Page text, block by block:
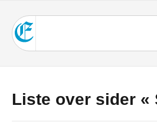
Liste over sider «